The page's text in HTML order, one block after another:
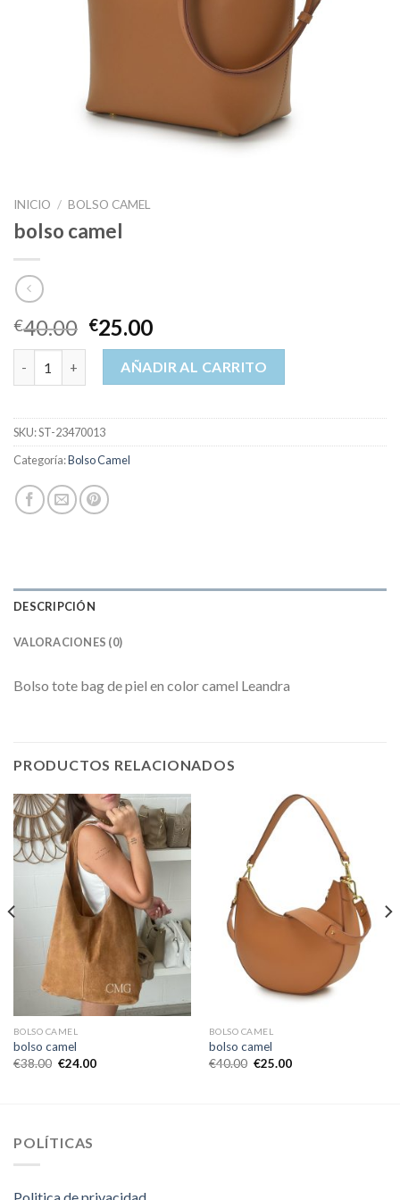
INICIO / BOLSO CAMEL
bolso camel
€40.00 €25.00
bolso camel cantidadAÑADIR AL CARRITO
SKU:ST-23470013
Categoría:Bolso Camel
DESCRIPCIÓN
VALORACIONES (0)
Bolso tote bag de piel en color camel Leandra
PRODUCTOS RELACIONADOS
BOLSO CAMEL
bolso camel
€38.00 €24.00
BOLSO CAMEL
bolso camel
€40.00 €25.00
POLÍTICAS